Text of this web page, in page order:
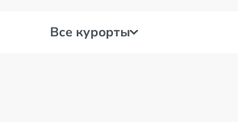
Все курорты